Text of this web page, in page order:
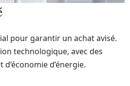
pour garantir un achat avisé.
technologique, avec des
d’énergie.